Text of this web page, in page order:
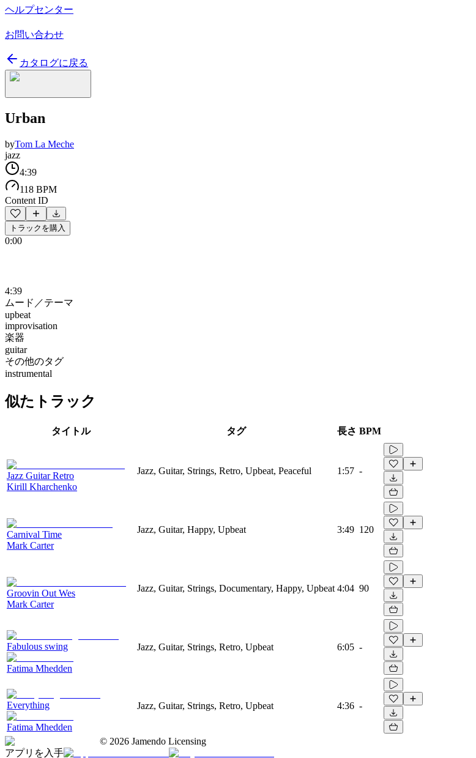
ヘルプセンター
お問い合わせ
カタログに戻る
Urban
byTom La Meche
jazz
4:39
118 BPM
Content ID
トラックを購入
0:00
4:39
ムード／テーマ
upbeat
improvisation
楽器
guitar
その他のタグ
instrumental
似たトラック
タイトル タグ 長さ BPM
Jazz Guitar Retro
Kirill Kharchenko
Jazz, Guitar, Strings, Retro, Upbeat, Peaceful 1:57 -
Carnival Time
Mark Carter
Jazz, Guitar, Happy, Upbeat 3:49 120
Groovin Out Wes
Mark Carter
Jazz, Guitar, Strings, Documentary, Happy, Upbeat 4:04 90
Fabulous swing
Fatima Mhedden
Jazz, Guitar, Strings, Retro, Upbeat 6:05 -
Everything
Fatima Mhedden
Jazz, Guitar, Strings, Retro, Upbeat 4:36 -
© 2026 Jamendo Licensing
アプリを入手